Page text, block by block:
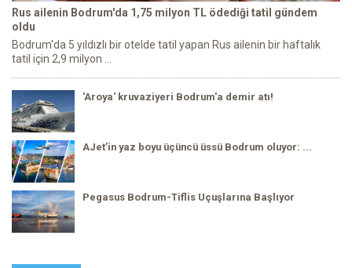
Rus ailenin Bodrum'da 1,75 milyon TL ödediği tatil gündem
oldu
Bodrum'da 5 yıldızlı bir otelde tatil yapan Rus ailenin bir haftalık
tatil için 2,9 milyon ...
'Aroya' kruvaziyeri Bodrum'a demir atı!
AJet’in yaz boyu üçüncü üssü Bodrum oluyor: ...
Pegasus Bodrum-Tiflis Uçuşlarına Başlıyor